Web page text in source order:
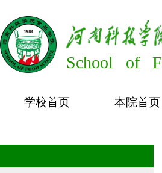
School of
学校首页 本院首页